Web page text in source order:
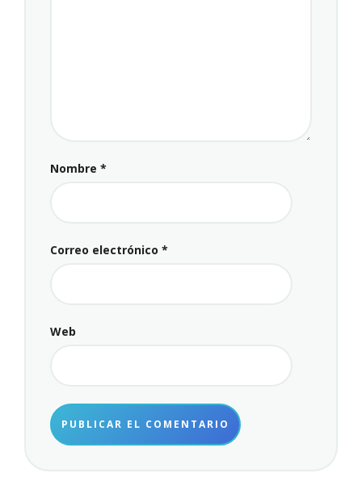
Nombre *
Correo electrónico *
Web